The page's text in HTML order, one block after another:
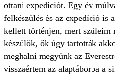
ottani expedíciót. Egy év
felkészülés és az expedíció is
kellett történjen, mert szüleim
készülök, ők úgy tartották
meghalni megyünk az
visszaértem az alaptáborba a